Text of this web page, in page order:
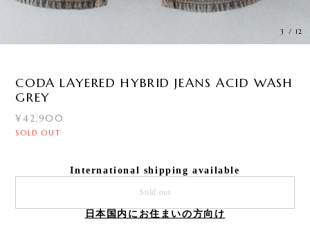
3 / 12
CODA LAYERED HYBRID JEANS ACID WASH
GREY
¥42,900
SOLD OUT
International shipping available
Sold out
日本国内にお住まいの方向け